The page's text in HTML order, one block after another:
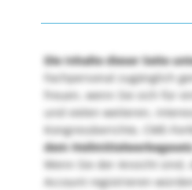
Die Inhalte dieser Seite
Fachpersonal zugänglich
freuen, wenn Sie sich für
und vielen weiteren,
Kongressberichte, CME-
dem
Wenn Sie der Ansicht
Account registrieren